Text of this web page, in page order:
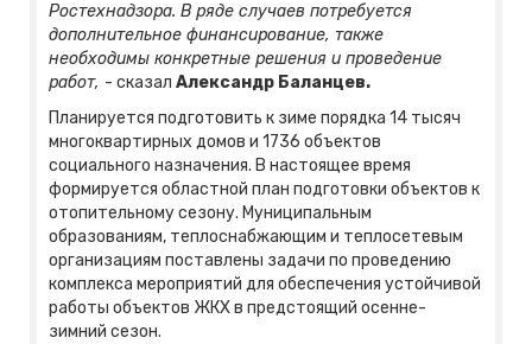
Ростехнадзора. В ряде случаев потребуется
дополнительное финансирование, также
необходимы конкретные решения и проведение
работ, - сказал Александр Баланцев.
Планируется подготовить к зиме порядка 14 тысяч
многоквартирных домов и 1736 объектов
социального назначения. В настоящее время
формируется областной план подготовки объектов к
отопительному сезону. Муниципальным
образованиям, теплоснабжающим и теплосетевым
организациям поставлены задачи по проведению
комплекса мероприятий для обеспечения устойчивой
работы объектов ЖКХ в предстоящий осенне-
зимний сезон.